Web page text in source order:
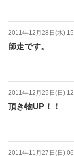
2011年12月28日(水)
師走です。
2011年12月25日(日)
頂き物UP！！
2011年11月27日(日)